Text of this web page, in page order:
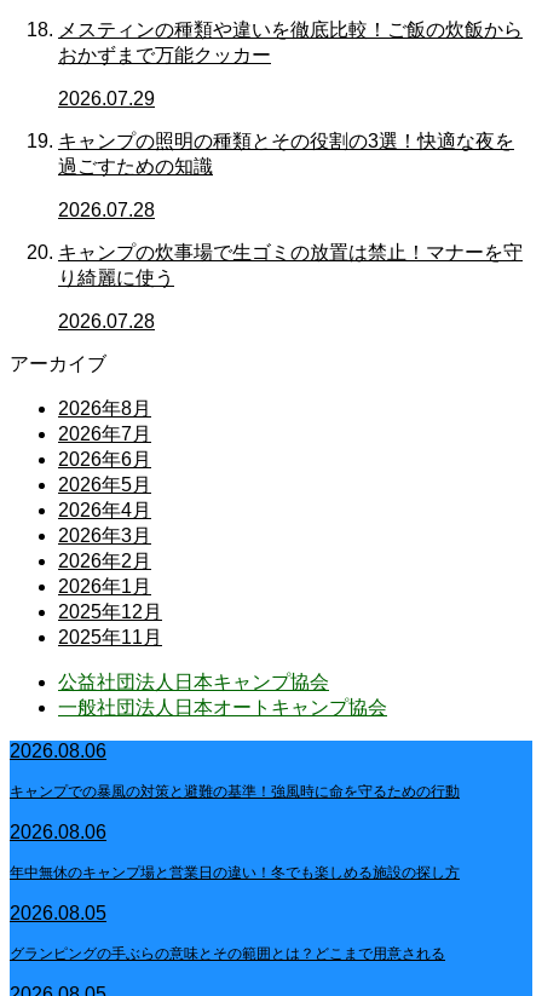
メスティンの種類や違いを徹底比較！ご飯の炊飯から
おかずまで万能クッカー
2026.07.29
キャンプの照明の種類とその役割の3選！快適な夜を
過ごすための知識
2026.07.28
キャンプの炊事場で生ゴミの放置は禁止！マナーを守
り綺麗に使う
2026.07.28
アーカイブ
2026年8月
2026年7月
2026年6月
2026年5月
2026年4月
2026年3月
2026年2月
2026年1月
2025年12月
2025年11月
公益社団法人日本キャンプ協会
一般社団法人日本オートキャンプ協会
2026.08.06
キャンプでの暴風の対策と避難の基準！強風時に命を守るための行動
2026.08.06
年中無休のキャンプ場と営業日の違い！冬でも楽しめる施設の探し方
2026.08.05
グランピングの手ぶらの意味とその範囲とは？どこまで用意される